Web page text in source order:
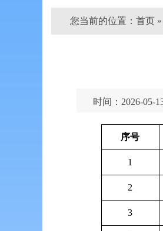
您当前的位置： 首页
时间：2026-05-
序号
1
2
3